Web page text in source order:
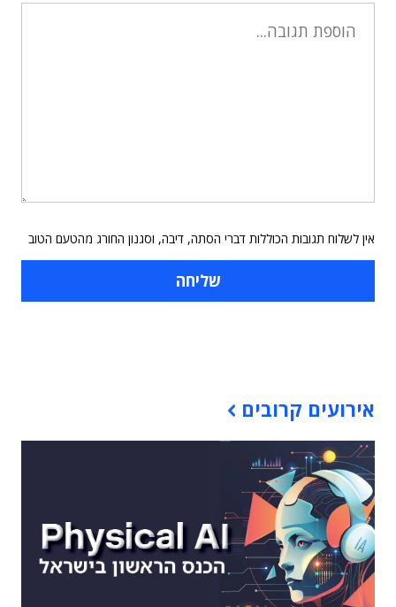
אין לשלוח תגובות הכוללות דברי הסתה, דיבה, וסגנון החורג מהטעם הטוב
אירועים קרובים